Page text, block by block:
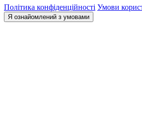
Політика конфіденційності Умови
Я ознайомлений з умовами